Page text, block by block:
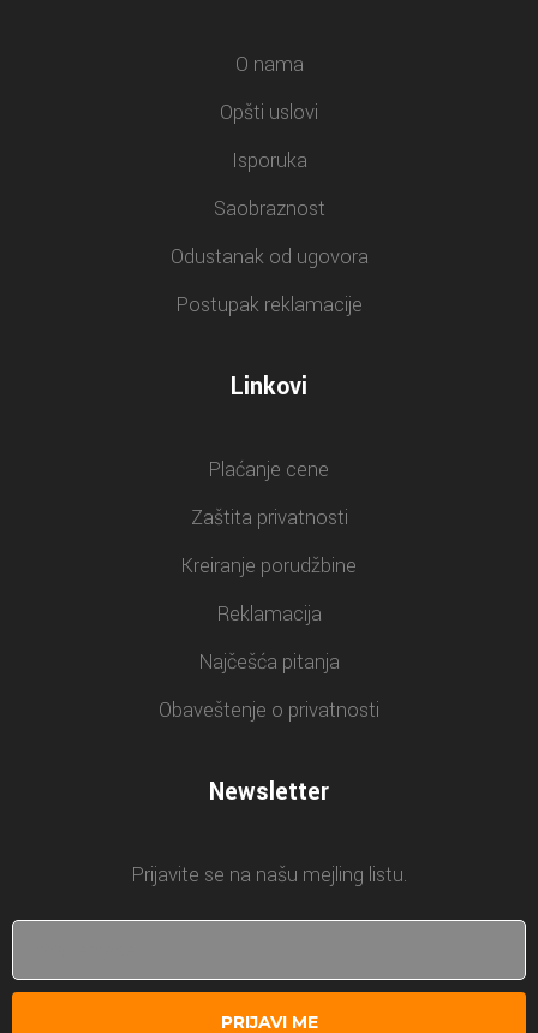
O nama
Opšti uslovi
Isporuka
Saobraznost
Odustanak od ugovora
Postupak reklamacije
Linkovi
Plaćanje cene
Zaštita privatnosti
Kreiranje porudžbine
Reklamacija
Najčešća pitanja
Obaveštenje o privatnosti
Newsletter
Prijavite se na našu mejling listu.
PRIJAVI ME